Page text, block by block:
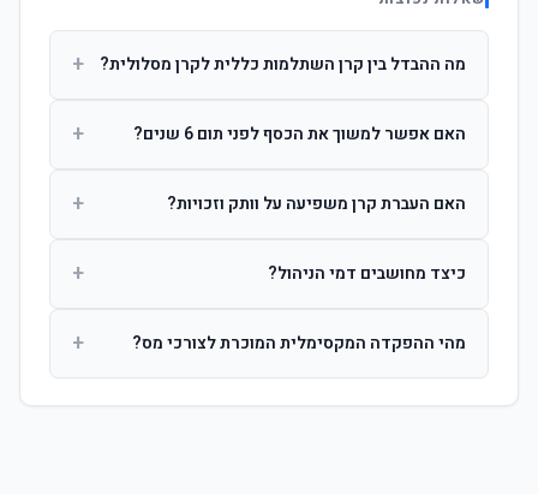
מה ההבדל בין קרן השתלמות כללית לקרן מסלולית? +
ההשקעות. קרן מסלולית עוקבת אחרי מדד ספציפי ומאפשרת
האם אפשר למשוך את הכסף לפני תום 6 שנים? +
הרווחים. לאחר 6 שנים ניתן למשוך פטור ממס עד לתקרה
האם העברת קרן משפיעה על וותק וזכויות? +
החברות. הוותק ממשיך להיספר מיום ההפקדה הראשונה.
כיצד מחושבים דמי הניהול? +
ומתן על שיעורם בעת הצטרפות.
מהי ההפקדה המקסימלית המוכרת לצורכי מס? +